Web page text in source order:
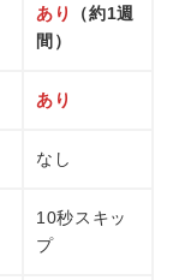
あり
（約1週
間）
あり
なし
10秒スキッ
プ